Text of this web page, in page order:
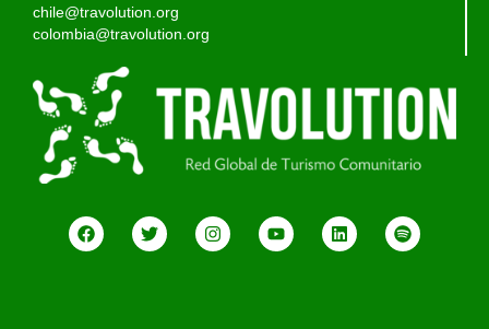
chile@travolution.org
colombia@travolution.org